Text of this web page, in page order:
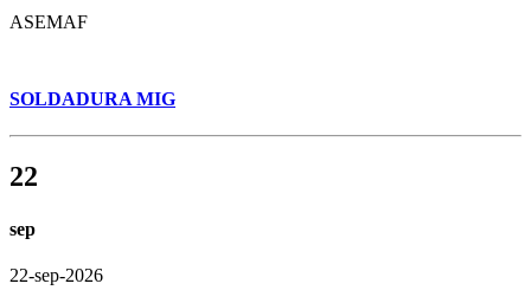
ASEMAF
SOLDADURA MIG
22
sep
22-sep-2026